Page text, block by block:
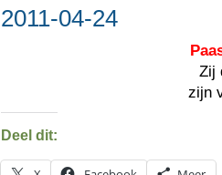
2011-04-24
Zij
zijn
Deel dit: